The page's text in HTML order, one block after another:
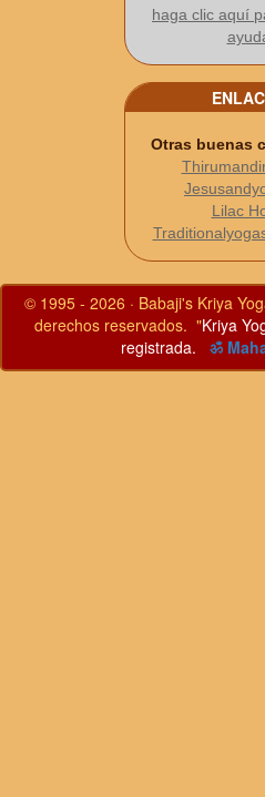
haga clic aquí
Otras buenas
Lilac
© 1995 - 2026 · Babaji's Kriya
derechos reservados. "Kriya
registrada.
ॐ